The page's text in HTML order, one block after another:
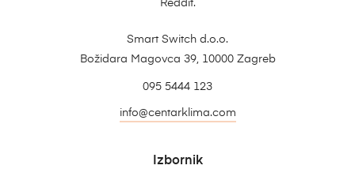
Reddit.
Smart Switch d.o.o.
Božidara Magovca 39, 10000 Zagreb
095 5444 123
info@centarklima.com
Izbornik